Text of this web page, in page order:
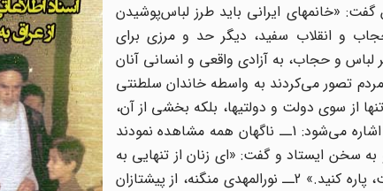
«خانمهای‌ ایرانی‌ باید طرز لباس‌‌پوشیدن‌
و انقلاب‌ سفید، دیگر حد و مرزی‌ برای‌
لباس‌ و حجاب‌، به‌ آزادی‌ واقعی‌ و انسانی‌ آنان‌
تصور می‌کردند به واسطه خاندان‌ سلطنتی‌
از سوی‌ دولت‌ و دولتیها، بلکه‌ بخشی‌ از آن،
از سوی‌ زنان‌ و مردان‌ غیردولتی‌ صورت‌ می‌گرفت. در اینجا به مواردی از این اقدامات غیردولتی اشاره می‌شود: 1ــ ناگهان‌ همه‌ مشاهده‌ نمودند
سخن‌ ایستاد و گفت: «ای‌ زنان‌ از تنهایی‌ به‌
سوی‌ اجتماع‌ بیرون‌ بیایید و این‌ حجابی‌ را که‌ میان‌ شما و زنان‌ مانع‌ از استفاده‌ و استماع‌ است، پاره‌ کنید.» 2ــ نورالمهدی‌ منگنه،‌ از پیشتازان‌